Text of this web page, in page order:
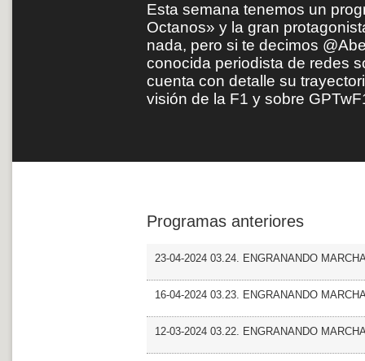
Esta semana tenemos un
Octanos» y la gran
nada, pero si te decimos
conocida periodista de redes
cuenta con detalle su
visión de la F1 y sobre
Programas anteriores
23-04-2024 03.24. ENGRANANDO
16-04-2024 03.23. ENGRANANDO
12-03-2024 03.22. ENGRANANDO